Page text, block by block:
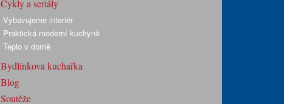
Cykly a seriály
Vybavujeme interiér
Praktická moderní kuchyně
Teplo v domě
Bydlínkova kuchařka
Blog
Soutěže